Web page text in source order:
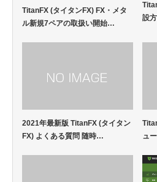
TitanFX (タイタンFX) FX・メタ
ル新規7ペアの取扱い開始…
設
2021年最新版 TitanFX (タイタン
FX) よくある質問 随時…
ュ